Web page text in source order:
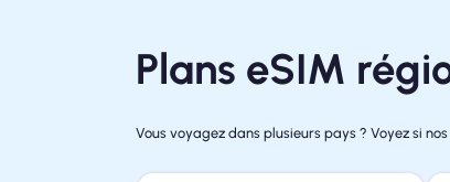
Plans eSIM
Vous voyagez dans plusieurs pays ? Voyez si